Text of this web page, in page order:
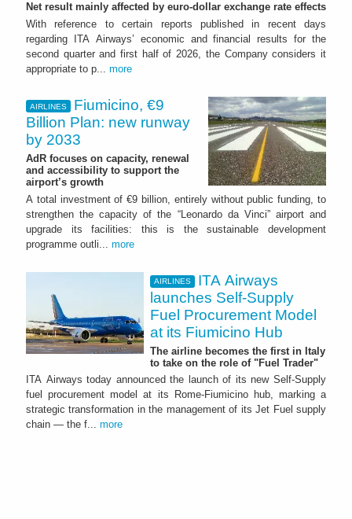
Net result mainly affected by euro-dollar exchange rate effects
With reference to certain reports published in recent days
regarding ITA Airways’ economic and financial results for the
second quarter and first half of 2026, the Company considers it
appropriate to p... more
AIRLINES
Fiumicino, €9
Billion Plan: new runway
by 2033
AdR focuses on capacity, renewal
and accessibility to support the
airport’s growth
A total investment of €9 billion, entirely without public funding, to
strengthen the capacity of the “Leonardo da Vinci” airport and
upgrade its facilities: this is the sustainable development
programme outli... more
AIRLINES
ITA Airways
launches Self-Supply
Fuel Procurement Model
at its Fiumicino Hub
The airline becomes the first in Italy
to take on the role of "Fuel Trader"
ITA Airways today announced the launch of its new Self-Supply
fuel procurement model at its Rome-Fiumicino hub, marking a
strategic transformation in the management of its Jet Fuel supply
chain — the f... more